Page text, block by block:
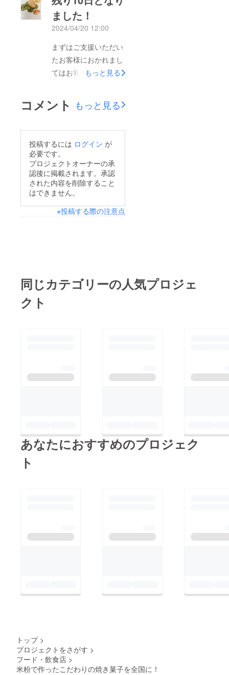
調子が悪く1日に作成
できる量が半減いたし
ました。そのため随時
配送となりもうしばら
く発送が遅れる見込み
でございます。皆様に
は大変ご迷惑をおかけ
ただけますようお願い
ました！
2024/04/20 12:00
まずはご支援いただい
たお客様におかれまし
てはお礼のメッセージ
ございません。この度
は当プロジェクトにご
しよろしければ残り10
日となりましたので周
りの方へもお誘いいた
だけると幸いです！ま
覧いただいているお客
セットだけでもご支援
いただけますと幸いで
す！
もっと見る
コメント もっと見る
投稿するには ログイン が
必要です。
プロジェクトオーナーの承
認後に掲載されます。承認
された内容を削除すること
はできません。
※投稿する際の注意点
同じカテゴリーの人気プロジェ
クト
あなたにおすすめのプロジェク
ト
トップ >
プロジェクトをさがす >
フード・飲食店 >
米粉で作ったこだわりの焼き菓子を全国に！